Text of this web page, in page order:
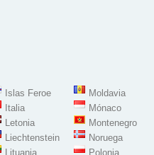
Islas Feroe
Italia
Letonia
Liechtenstein
Lituania
Moldavia
Mónaco
Montenegro
Noruega
Polonia